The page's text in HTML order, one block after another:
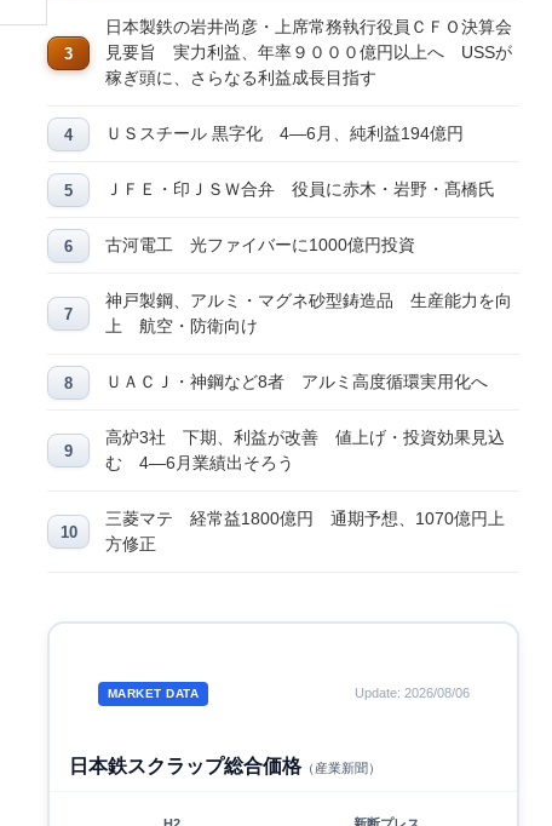
日本製鉄の岩井尚彦・上席常務執行役員ＣＦＯ決算会
見要旨 実力利益、年率９０００億円以上へ USSが
稼ぎ頭に、さらなる利益成長目指す
ＵＳスチール 黒字化 4―6月、純利益194億円
ＪＦＥ・印ＪＳＷ合弁 役員に赤木・岩野・髙橋氏
古河電工 光ファイバーに1000億円投資
神戸製鋼、アルミ・マグネ砂型鋳造品 生産能力を向
上 航空・防衛向け
ＵＡＣＪ・神鋼など8者 アルミ高度循環実用化へ
高炉3社 下期、利益が改善 値上げ・投資効果見込
む 4―6月業績出そろう
三菱マテ 経常益1800億円 通期予想、1070億円上
方修正
MARKET DATA Update: 2026/08/06
日本鉄スクラップ総合価格（産業新聞）
H2 新断プレス